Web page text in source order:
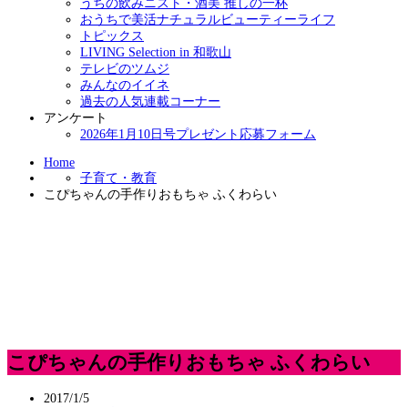
うちの飲みニスト・酒美 推しの一杯
おうちで美活ナチュラルビューティーライフ
トピックス
LIVING Selection in 和歌山
テレビのツムジ
みんなのイイネ
過去の人気連載コーナー
アンケート
2026年1月10日号プレゼント応募フォーム
Home
子育て・教育
こぴちゃんの手作りおもちゃ ふくわらい
こぴちゃんの手作りおもちゃ ふくわらい
2017/1/5